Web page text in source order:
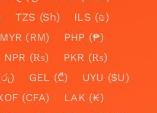
TZS (Sh)
ILS (₪)
MYR (RM)
PHP (₱)
NPR (₨)
PKR (₨)
GEL (₾)
UYU ($U)
(CFA)
LAK (₭)